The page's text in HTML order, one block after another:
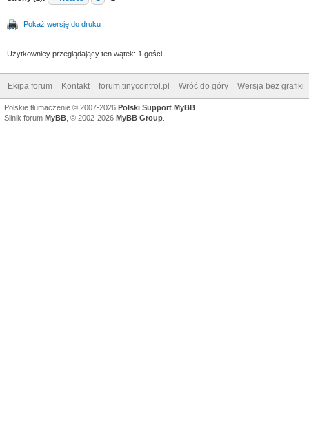
Pokaż wersję do druku
Użytkownicy przeglądający ten wątek: 1 gości
Ekipa forum Kontakt forum.tinycontrol.pl Wróć do góry Wersja bez grafiki
Polskie tłumaczenie © 2007-2026 Polski Support MyBB
Silnik forum MyBB , © 2002-2026 MyBB Group